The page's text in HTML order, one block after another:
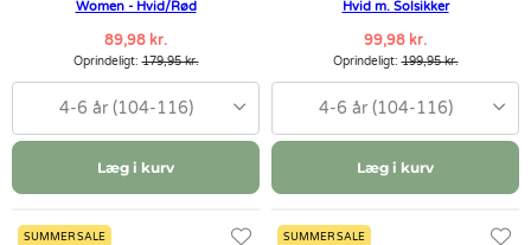
Women - Hvid/Rød
89,98 kr.
Oprindeligt:179,95 kr.
4-6 år (104-116)
Læg i kurv
Hvid m. Solsikker
99,98 kr.
Oprindeligt:199,95 kr.
4-6 år (104-116)
Læg i kurv
SUMMER SALE SUMMER SALE